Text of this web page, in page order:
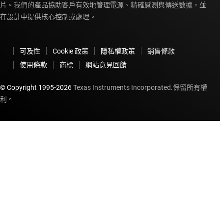
片。我們的產品協助客戶有效地管理電源、精確感測與傳送數據，並
在設計中提供核心控制或處理。
可及性 Cookie 政策 隱私權政策
銷售條款
使用條款
商標 網站意見回饋
© Copyright 1995-2026Texas Instruments Incorporated.保留所有權
利。